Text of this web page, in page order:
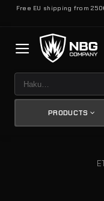
SkipFree EU shipping from
PRODUCTS